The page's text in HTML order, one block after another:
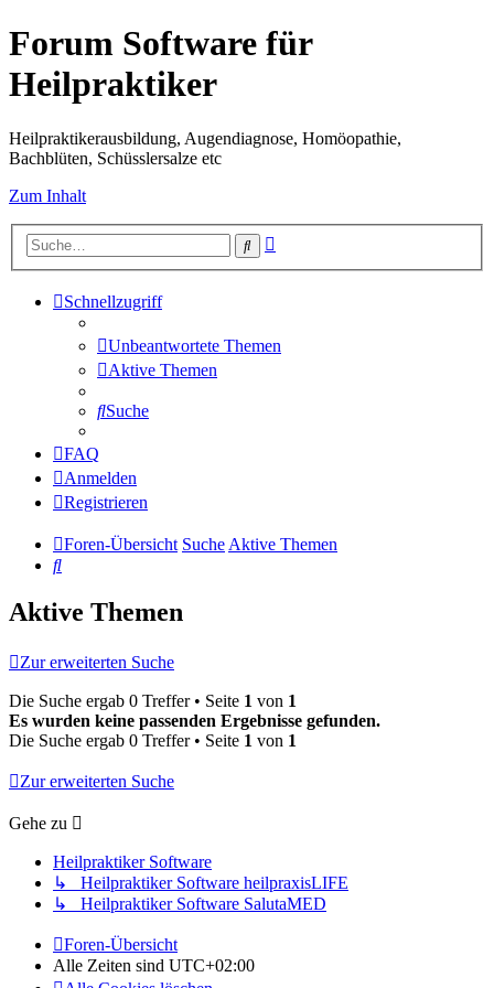
Forum Software für
Heilpraktiker
Heilpraktikerausbildung, Augendiagnose, Homöopathie,
Bachblüten, Schüsslersalze etc
Zum Inhalt
Suche
Schnellzugriff
Unbeantwortete Themen
Aktive Themen
Suche
FAQ
Anmelden
Registrieren
Foren-Übersicht SucheAktive Themen
Suche
Aktive Themen
Zur erweiterten Suche
Die Suche ergab 0 Treffer • Seite 1 von 1
Es wurden keine passenden Ergebnisse gefunden.
Die Suche ergab 0 Treffer • Seite 1 von 1
Zur erweiterten Suche
Gehe zu
Heilpraktiker Software
↳ Heilpraktiker Software heilpraxisLIFE
↳ Heilpraktiker Software SalutaMED
Foren-Übersicht
Alle Zeiten sind UTC+02:00